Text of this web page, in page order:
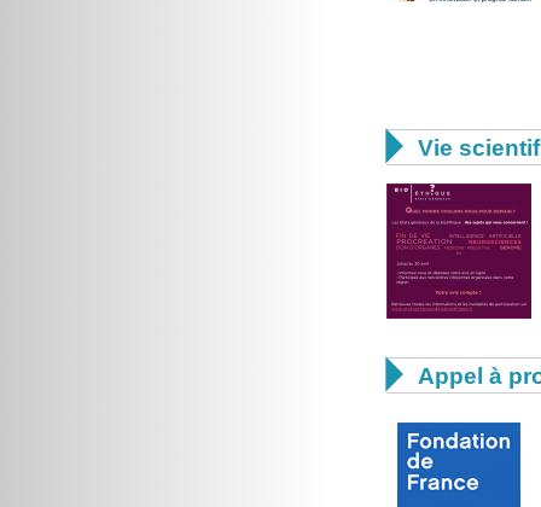
 Vie
 Appel à